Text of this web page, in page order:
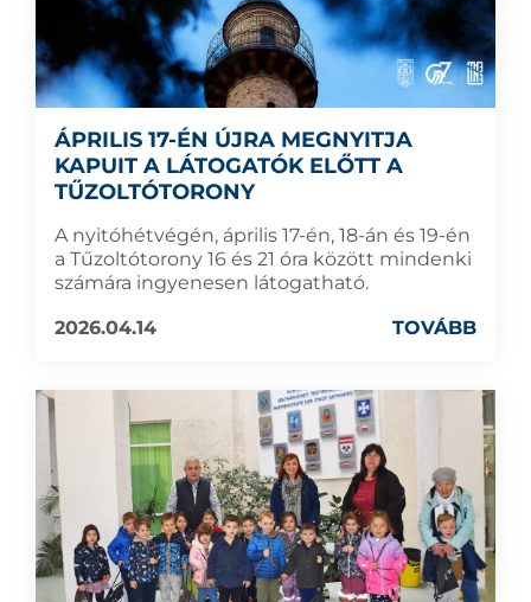
ÁPRILIS 17-ÉN ÚJRA MEGNYITJA
KAPUIT A LÁTOGATÓK ELŐTT A
TŰZOLTÓTORONY
A nyitóhétvégén, április 17-én, 18-án és 19-én
a Tűzoltótorony 16 és 21 óra között mindenki
számára ingyenesen látogatható.
2026.04.14
TOVÁBB